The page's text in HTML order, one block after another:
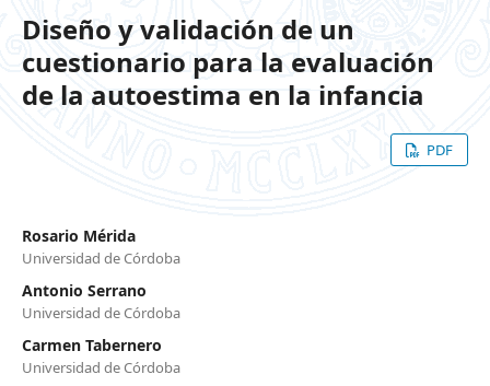
Diseño y validación de un
cuestionario para la evaluación
de la autoestima en la infancia
PDF
Rosario Mérida
Universidad de Córdoba
Antonio Serrano
Universidad de Córdoba
Carmen Tabernero
Universidad de Córdoba